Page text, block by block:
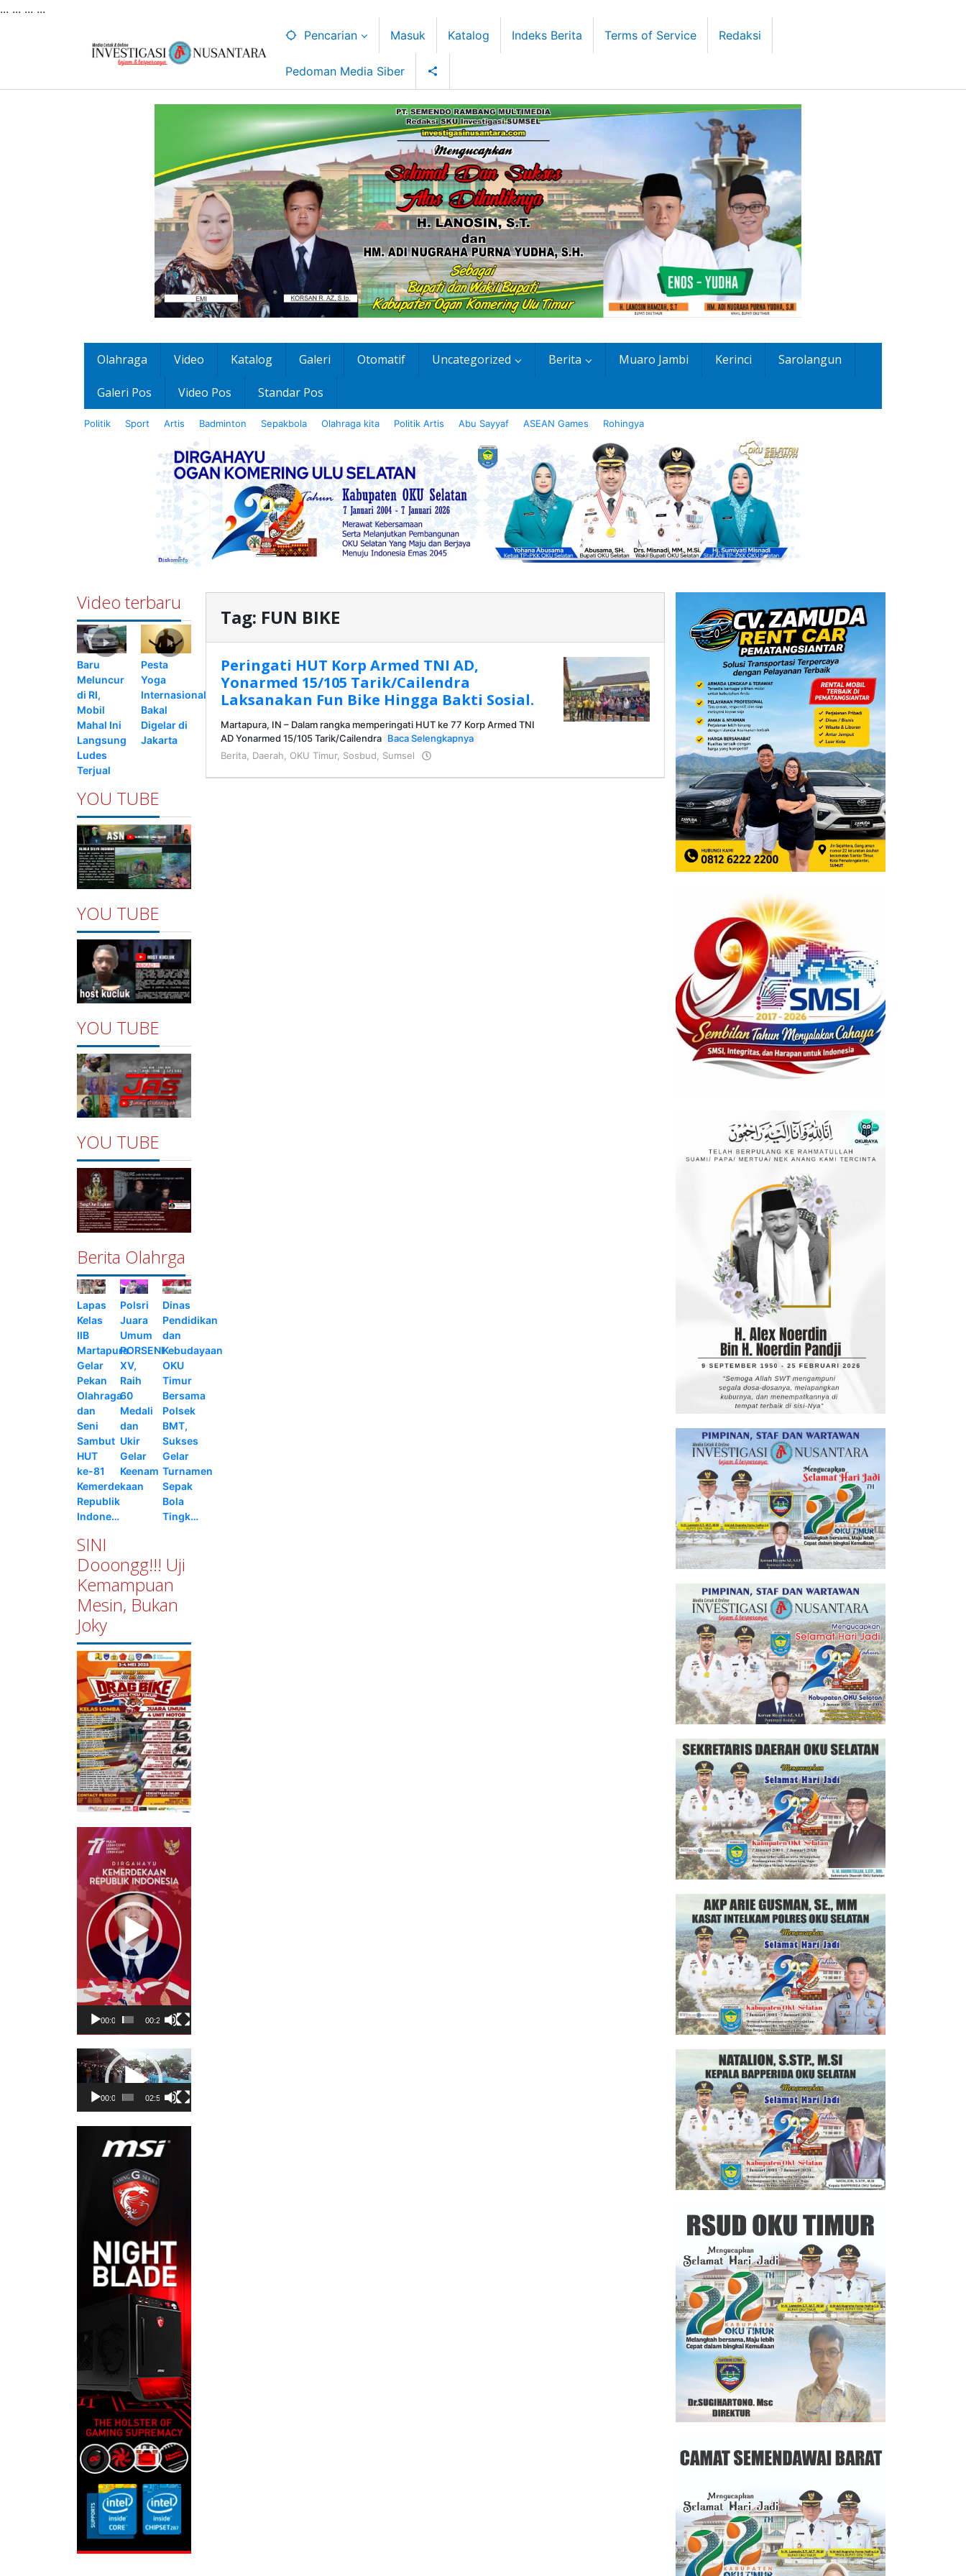
... ... ... ...
Pencarian Masuk Katalog Indeks Berita Terms of Service Redaksi
Pedoman Media Siber
Olahraga Video Katalog Galeri Otomatif Uncategorized Berita Muaro Jambi Kerinci Sarolangun
Galeri Pos Video Pos Standar Pos
Politik Sport Artis Badminton Sepakbola Olahraga kita Politik Artis Abu Sayyaf ASEAN Games Rohingya
Video terbaru
Baru
Meluncur
di RI,
Mobil
Mahal Ini
Langsung
Ludes
Terjual
Pesta
Yoga
Internasional
Bakal
Digelar di
Jakarta
YOU TUBE
YOU TUBE
YOU TUBE
YOU TUBE
Berita Olahrga
Lapas
Kelas
IIB
Martapura
Gelar
Pekan
Olahraga
dan
Seni
Sambut
HUT
ke-81
Kemerdekaan
Republik
Indone…
Polsri
Juara
Umum
PORSENI
XV,
Raih
60
Medali
dan
Ukir
Gelar
Keenam
Dinas
Pendidikan
dan
Kebudayaan
OKU
Timur
Bersama
Polsek
BMT,
Sukses
Gelar
Turnamen
Sepak
Bola
Tingk…
SINI
Dooongg!!! Uji
Kemampuan
Mesin, Bukan
Joky
Pemutar
Video
00:00 00:23
Pemutar
Video
00:00 02:50
Tag: FUN BIKE
Peringati HUT Korp Armed TNI AD,
Yonarmed 15/105 Tarik/Cailendra
Laksanakan Fun Bike Hingga Bakti Sosial.
Martapura, IN – Dalam rangka memperingati HUT ke 77 Korp Armed TNI
AD Yonarmed 15/105 Tarik/Cailendra Baca Selengkapnya
Berita, Daerah, OKU Timur, Sosbud, Sumsel